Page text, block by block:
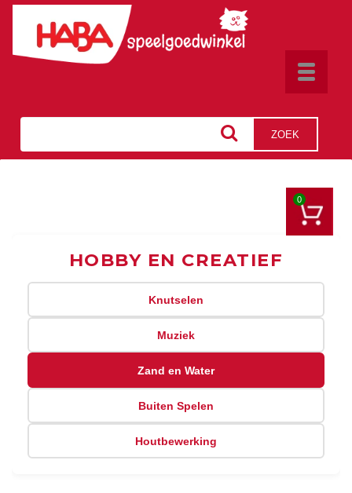
Toggle
ZOEK
0
HOBBY EN CREATIEF
Knutselen
Muziek
Zand en Water
Buiten Spelen
Houtbewerking